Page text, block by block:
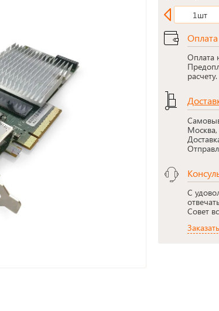
1шт
Оплата
расчету.
Москва,
С
Совет